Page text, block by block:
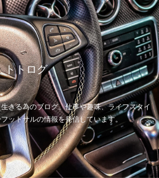
トトログ
きる為のブログ。仕事や趣味、ライフスタイ
ットサルの情報を発信しています。